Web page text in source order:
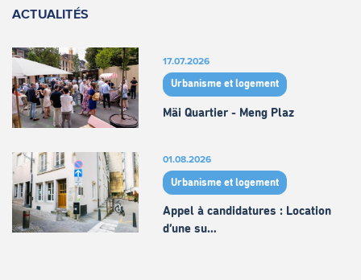
ACTUALITÉS
17.07.2026
Urbanisme et logement
Mäi Quartier - Meng Plaz
01.08.2026
Urbanisme et logement
Appel à candidatures : Location
d’une su…